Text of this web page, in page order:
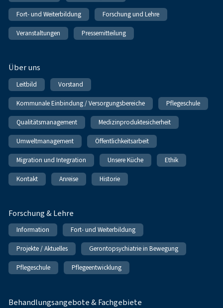
Fort- und Weiterbildung Forschung und Lehre
Veranstaltungen Pressemitteilung
Über uns
Leitbild Vorstand
Kommunale Einbindung / Versorgungsbereiche Pflegeschule
Qualitätsmanagement Medizinproduktesicherheit
Umweltmanagement Öffentlichkeitsarbeit
Migration und Integration Unsere Küche Ethik
Kontakt Anreise Historie
Forschung & Lehre
Information Fort- und Weiterbildung
Projekte / Aktuelles Gerontopsychiatrie in Bewegung
Pflegeschule Pflegeentwicklung
Behandlungsangebote & Fachgebiete